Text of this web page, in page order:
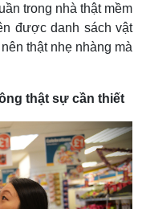
trong nhà thật mềm
được danh sách vật
thật nhẹ nhàng mà
thật sự cần thiết